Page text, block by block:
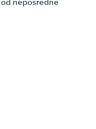
od neposredne